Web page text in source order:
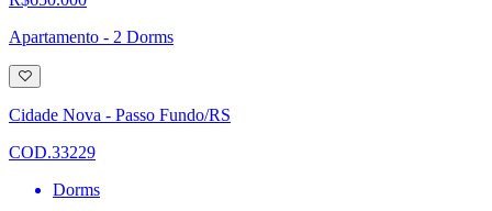
Apartamento - 2 Dorms
Adicionar
à
lista
de
Cidade Nova - Passo Fundo/RS
COD.33229
Dorms